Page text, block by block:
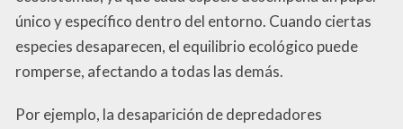
único y específico dentro del entorno. Cuando ciertas
especies desaparecen, el equilibrio ecológico puede
romperse, afectando a todas las demás.
Por ejemplo, la desaparición de depredadores